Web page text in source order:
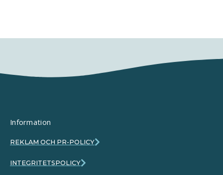
Information
REKLAM OCH PR-POLICY
INTEGRITETSPOLICY